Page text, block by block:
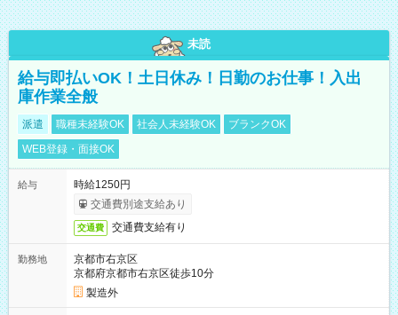
未読
給与即払いOK！土日休み！日勤のお仕事！入出
庫作業全般
派遣 職種未経験OK 社会人未経験OK
ブランクOK
WEB登録・面接OK
給与
時給1250円
交通費別途支給あり
交通費 交通費支給有り
勤務地
京都市右京区
京都府京都市右京区徒歩10分
製造外